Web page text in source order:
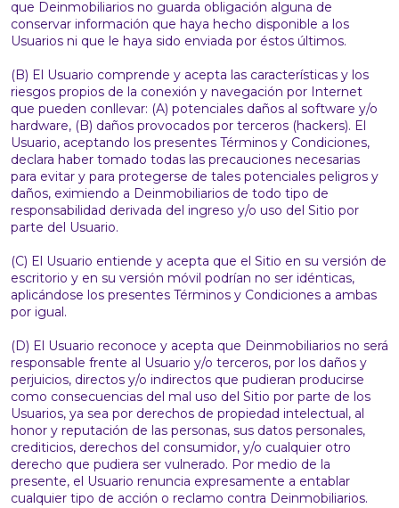
que Deinmobiliarios no guarda obligación alguna de
conservar información que haya hecho disponible a los
Usuarios ni que le haya sido enviada por éstos últimos.
(B) El Usuario comprende y acepta las características y los
riesgos propios de la conexión y navegación por Internet
que pueden conllevar: (A) potenciales daños al software y/o
hardware, (B) daños provocados por terceros (hackers). El
Usuario, aceptando los presentes Términos y Condiciones,
declara haber tomado todas las precauciones necesarias
para evitar y para protegerse de tales potenciales peligros y
daños, eximiendo a Deinmobiliarios de todo tipo de
responsabilidad derivada del ingreso y/o uso del Sitio por
parte del Usuario.
(C) El Usuario entiende y acepta que el Sitio en su versión de
escritorio y en su versión móvil podrían no ser idénticas,
aplicándose los presentes Términos y Condiciones a ambas
por igual.
(D) El Usuario reconoce y acepta que Deinmobiliarios no será
responsable frente al Usuario y/o terceros, por los daños y
perjuicios, directos y/o indirectos que pudieran producirse
como consecuencias del mal uso del Sitio por parte de los
Usuarios, ya sea por derechos de propiedad intelectual, al
honor y reputación de las personas, sus datos personales,
crediticios, derechos del consumidor, y/o cualquier otro
derecho que pudiera ser vulnerado. Por medio de la
presente, el Usuario renuncia expresamente a entablar
cualquier tipo de acción o reclamo contra Deinmobiliarios.